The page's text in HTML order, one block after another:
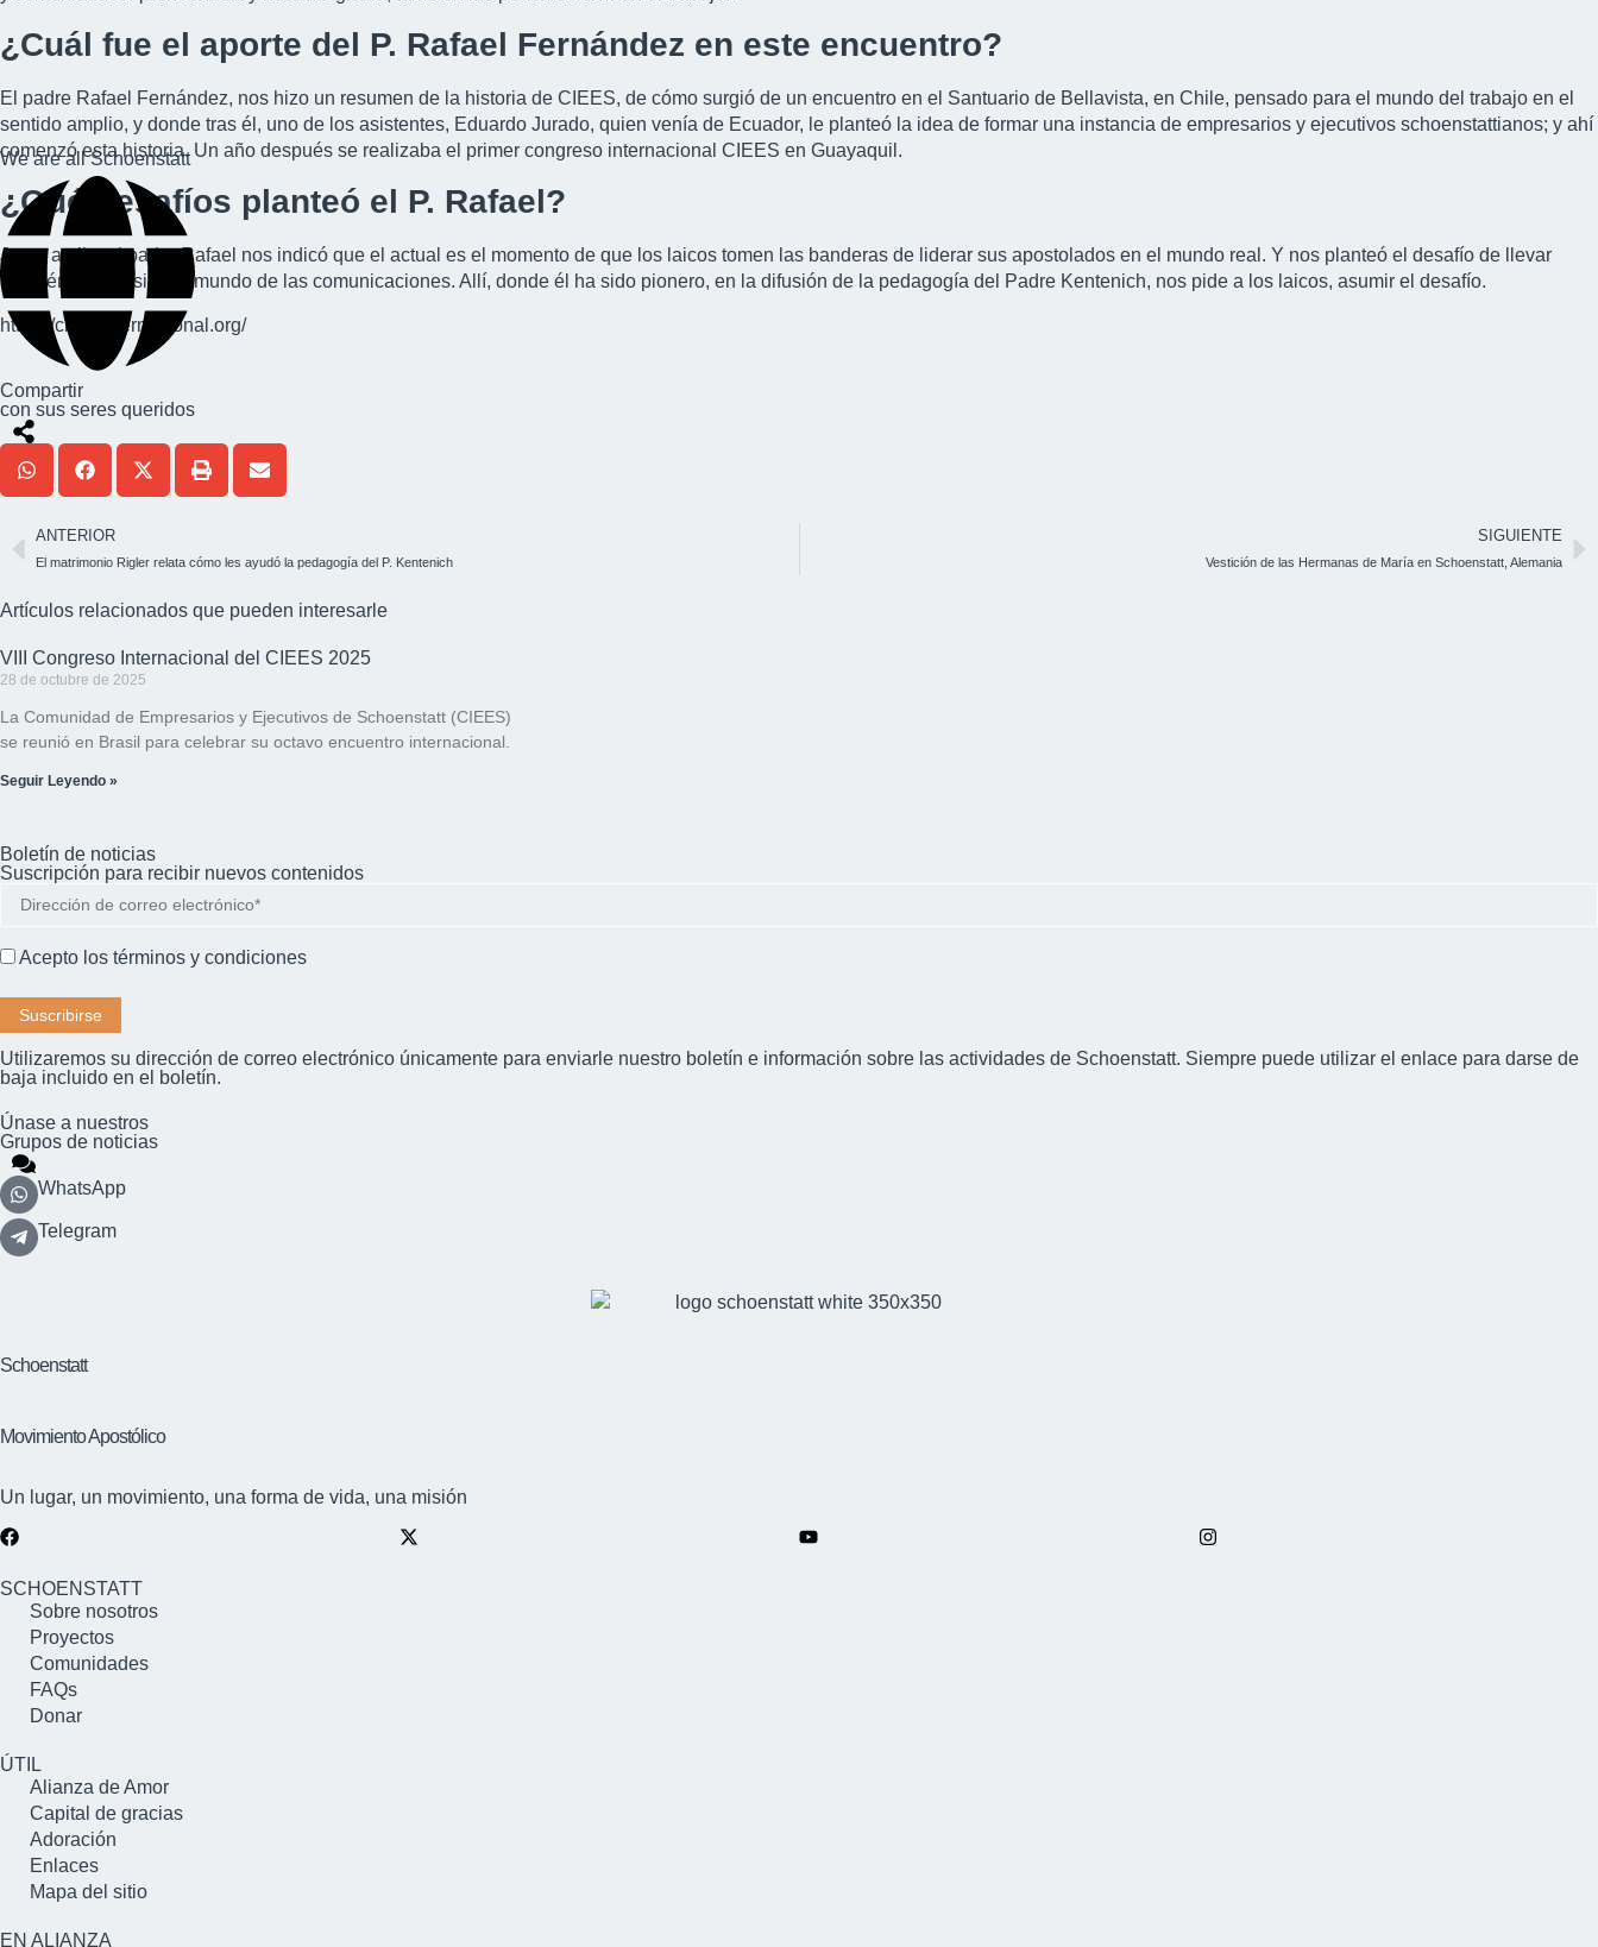
¿Cuál fue el aporte del P. Rafael Fernández en este encuentro?
El padre Rafael Fernández, nos hizo un resumen de la historia de CIEES, de cómo surgió de un encuentro en el Santuario de Bellavista, en Chile, pensado para el mundo del trabajo en el
sentido amplio, y donde tras él, uno de los asistentes, Eduardo Jurado, quien venía de Ecuador, le planteó la idea de formar una instancia de empresarios y ejecutivos schoenstattianos; y ahí
comenzó esta historia. Un año después se realizaba el primer congreso internacional CIEES en Guayaquil.
¿Qué desafíos planteó el P. Rafael?
Junto a ello, el padre Rafael nos indicó que el actual es el momento de que los laicos tomen las banderas de liderar sus apostolados en el mundo real. Y nos planteó el desafío de llevar
también esta misión al mundo de las comunicaciones. Allí, donde él ha sido pionero, en la difusión de la pedagogía del Padre Kentenich, nos pide a los laicos, asumir el desafío.
https://cieesinternacional.org/
Compartir
con sus seres queridos
ANTERIOR
El matrimonio Rigler relata cómo les ayudó la pedagogía del P. Kentenich
SIGUIENTE
Vestición de las Hermanas de María en Schoenstatt, Alemania
Artículos relacionados que pueden interesarle
VIII Congreso Internacional del CIEES 2025
28 de octubre de 2025
La Comunidad de Empresarios y Ejecutivos de Schoenstatt (CIEES)
se reunió en Brasil para celebrar su octavo encuentro internacional.
Seguir Leyendo »
Boletín de noticias
Suscripción para recibir nuevos contenidos
Acepto los términos y condiciones
Utilizaremos su dirección de correo electrónico únicamente para enviarle nuestro boletín e información sobre las actividades de Schoenstatt. Siempre puede utilizar el enlace para darse de
baja incluido en el boletín.
Únase a nuestros
Grupos de noticias
WhatsApp
Telegram
Schoenstatt
Movimiento Apostólico
Un lugar, un movimiento, una forma de vida, una misión
SCHOENSTATT
Sobre nosotros
Proyectos
Comunidades
FAQs
Donar
ÚTIL
Alianza de Amor
Capital de gracias
Adoración
Enlaces
Mapa del sitio
EN ALIANZA
We are all Schoenstatt